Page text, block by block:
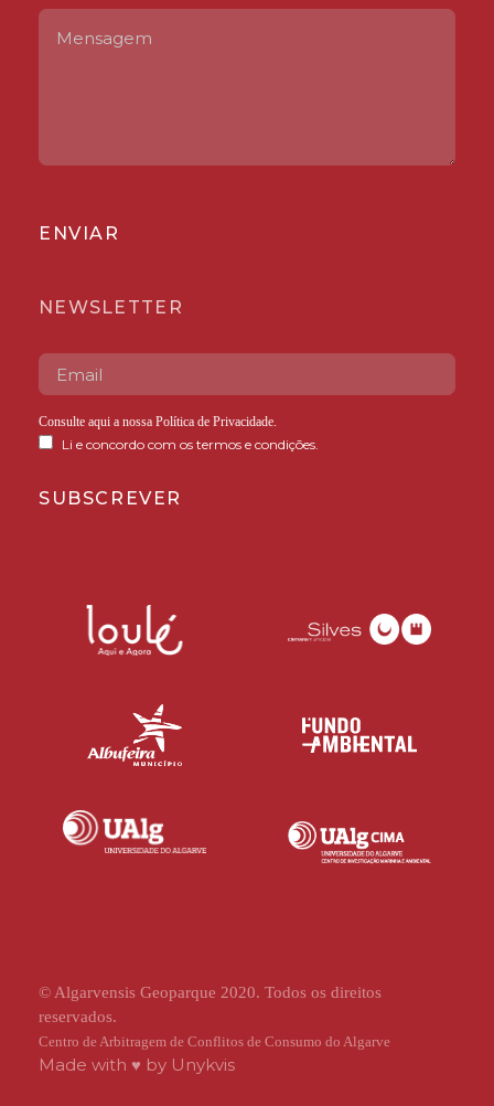
ENVIAR
NEWSLETTER
Consulte aqui a nossa Política de Privacidade.
Li e concordo com os termos e condições.
© Algarvensis Geoparque 2020. Todos os direitos
reservados.
Centro de Arbitragem de Conflitos de Consumo do Algarve
Made with ♥ by Unykvis